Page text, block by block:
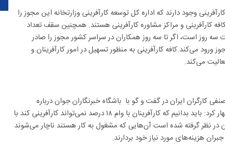
وجود دارند که اداره کل توسعه کارآفرینی وزارتخانه این مجوز را
کارآفرینی و مراکز مشاوره کارآفرینی هستند. همچنین سقف تعداد
روز است، اگر تا سه روز همکاران در سراسر کشور مجوز را صادر
ورود می‌کند.کافه کارآفرینی به منظور تسهیل در امور کارآفرینان و
می‌کند.
کارگران ایران در گفت و گو با باشگاه خبرنگاران جوان درباره
راهکار‌های کمک و حمایت از کارآفرینان کشور اظهار کرد: باید بدانیم که کارآفرینان با وام ۱۸ درصد نمی‌تواند کارآفرینی کند با
در نظر گرفته شده است آن‌هایی که مشغول به کار هستند ناچار می‌شوند
هزینه‌های مورد نیاز خود بردارند.